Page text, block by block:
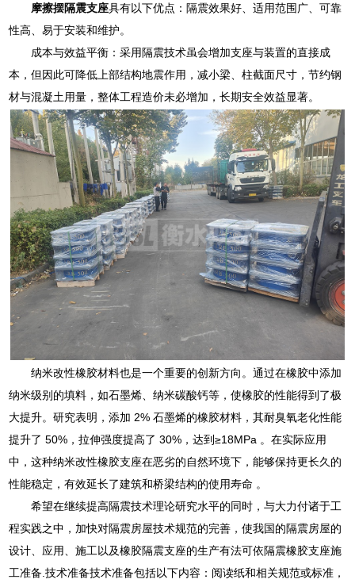
摩擦摆隔震支座具有以下优点：隔震效果好、适用范围广、可靠
性高、易于安装和维护。
成本与效益平衡：采用隔震技术虽会增加支座与装置的直接成
本，但因此可降低上部结构地震作用，减小梁、柱截面尺寸，节约钢
材与混凝土用量，整体工程造价未必增加，长期安全效益显著。
纳米改性橡胶材料也是一个重要的创新方向。通过在橡胶中添加
纳米级别的填料，如石墨烯、纳米碳酸钙等，使橡胶的性能得到了极
大提升。研究表明，添加 2% 石墨烯的橡胶材料，其耐臭氧老化性能
提升了 50%，拉伸强度提高了 30%，达到≥18MPa 。在实际应用
中，这种纳米改性橡胶支座在恶劣的自然环境下，能够保持更长久的
性能稳定，有效延长了建筑和桥梁结构的使用寿命 。
希望在继续提高隔震技术理论研究水平的同时，与大力付诸于工
程实践之中，加快对隔震房屋技术规范的完善，使我国的隔震房屋的
设计、应用、施工以及橡胶隔震支座的生产有法可依隔震橡胶支座施
工准备.技术准备技术准备包括以下内容：阅读纸和相关规范或标准，